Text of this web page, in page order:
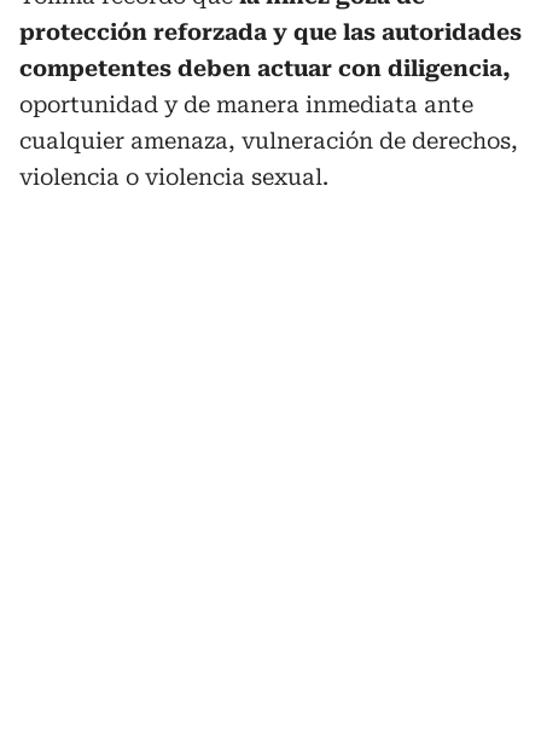
protección reforzada y que las autoridades
competentes deben actuar con diligencia,
oportunidad y de manera inmediata ante
cualquier amenaza, vulneración de derechos,
violencia o violencia sexual.